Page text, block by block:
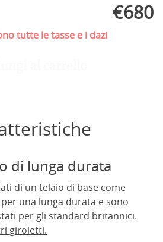
€680
tutte le tasse e i dazi
di lunga durata
di un telaio di base come
una lunga durata e sono
per gli standard britannici.
giroletti.